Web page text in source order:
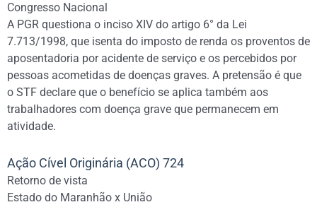
Congresso Nacional
A PGR questiona o inciso XIV do artigo 6° da Lei
7.713/1998, que isenta do imposto de renda os proventos de
aposentadoria por acidente de serviço e os percebidos por
pessoas acometidas de doenças graves. A pretensão é que
o STF declare que o benefício se aplica também aos
trabalhadores com doença grave que permanecem em
atividade.
Ação Cível Originária (ACO) 724
Retorno de vista
Estado do Maranhão x União